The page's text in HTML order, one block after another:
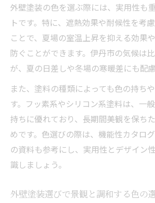
外壁塗装の色を選ぶ際には、実用性も
トです。特に、遮熱効果や耐候性を考
ことで、夏場の室温上昇を抑える効果
防ぐことができます。伊丹市の気候は
が、夏の日差しや冬場の寒暖差にも配慮
また、塗料の種類によっても色の持ち
す。フッ素系やシリコン系塗料は、一
持ちに優れており、長期間美観を保ち
めです。色選びの際は、機能性カタロ
の資料も参考にし、実用性とデザイン
識しましょう。
外壁塗装選びで景観と調和する色の